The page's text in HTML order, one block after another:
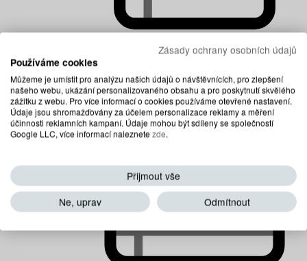
Dětské matrace
Zásady ochrany osobních údajů
Používáme cookies
Můžeme je umístit pro analýzu našich údajů o návštěvnících, pro zlepšení
našeho webu, ukázání personalizovaného obsahu a pro poskytnutí skvělého
zážitku z webu. Pro více informací o cookies používáme otevřené nastavení.
Údaje jsou shromažďovány za účelem personalizace reklamy a měření
účinnosti reklamních kampaní. Údaje mohou být sdíleny se společností
Google LLC, více informací naleznetezde.
Přijmout vše
Ne, uprav
Odmítnout